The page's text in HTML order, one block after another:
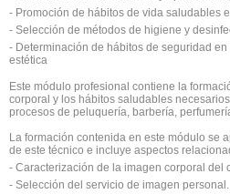
- Promoción de hábitos de vida saludables
- Selección de métodos de higiene y
- Determinación de hábitos de seguridad
estética
Este módulo profesional contiene la
corporal y los hábitos saludables
procesos de peluquería, barbería,
La formación contenida en este módulo se
de este técnico e incluye aspectos
- Caracterización de la imagen corporal del
- Selección del servicio de imagen personal.